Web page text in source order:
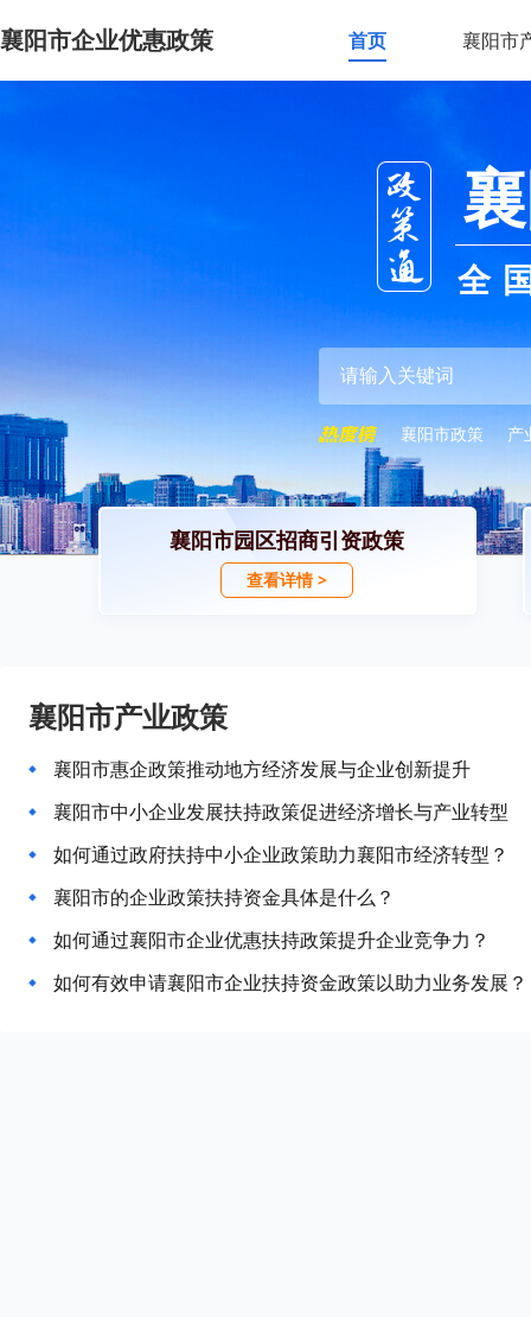
襄阳市企业优惠政策 首页 襄阳市
全
襄阳市政策 产
襄阳市园区招商引资政策
查看详情 >
襄阳市产业政策
襄阳市惠企政策推动地方经济发展与企业创新提升
襄阳市中小企业发展扶持政策促进经济增长与产业转型
如何通过政府扶持中小企业政策助力襄阳市经济转型？
襄阳市的企业政策扶持资金具体是什么？
如何通过襄阳市企业优惠扶持政策提升企业竞争力？
如何有效申请襄阳市企业扶持资金政策以助力业务发展？